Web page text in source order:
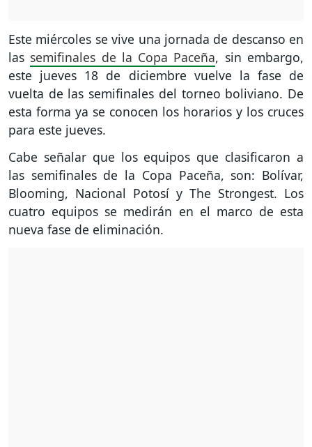
Este miércoles se vive una jornada de descanso en
las semifinales de la Copa Paceña, sin embargo,
este jueves 18 de diciembre vuelve la fase de
vuelta de las semifinales del torneo boliviano. De
esta forma ya se conocen los horarios y los cruces
para este jueves.
Cabe señalar que los equipos que clasificaron a
las semifinales de la Copa Paceña, son: Bolívar,
Blooming, Nacional Potosí y The Strongest. Los
cuatro equipos se medirán en el marco de esta
nueva fase de eliminación.